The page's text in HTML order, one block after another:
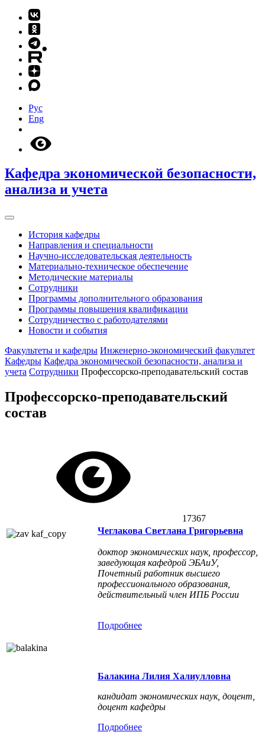
Рус
Eng
Кафедра экономической безопасности,
анализа и учета
История кафедры
Направления и специальности
Научно-исследовательская деятельность
Материально-техническое обеспечение
Методические материалы
Сотрудники
Программы дополнительного образования
Программы повышения квалификации
Сотрудничество с работодателями
Новости и события
Факультеты и кафедры Инженерно-экономический факультет
Кафедры Кафедра экономической безопасности, анализа и
учета Сотрудники Профессорско-преподавательский состав
Профессорско-преподавательский
состав
17367
Чеглакова Светлана Григорьевна
доктор экономических наук, профессор,
заведующая кафедрой ЭБАиУ,
Почетный работник высшего
профессионального образования,
действительный член ИПБ России
Подробнее
Балакина Лилия Халиулловна
кандидат экономических наук, доцент,
доцент кафедры
Подробнее